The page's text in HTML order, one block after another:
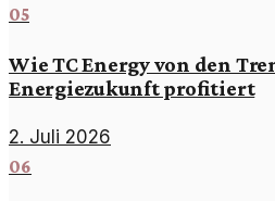
05
Wie TC Energy von den
Energiezukunft profitiert
2. Juli 2026
06